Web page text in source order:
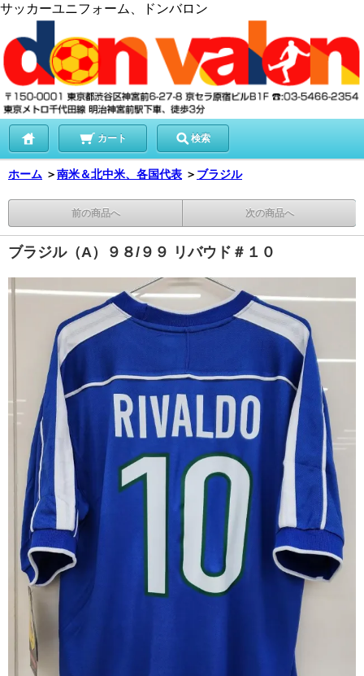
サッカーユニフォーム、ドンバロン
カート 検索
ホーム ＞南米＆北中米、各国代表 ＞ ブラジル
前の商品へ 次の商品へ
ブラジル（A）９８/９９ リバウド＃１０